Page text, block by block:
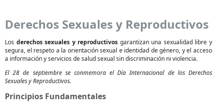
Derechos Sexuales y Reproductivos
Los derechos sexuales y reproductivos garantizan una sexualidad libre y
segura, el respeto a la orientación sexual e identidad de género, y el acceso
a información y servicios de salud sexual sin discriminación ni violencia.
El 28 de septiembre se conmemora el Día Internacional de los Derechos
Sexuales y Reproductivos.
Principios Fundamentales